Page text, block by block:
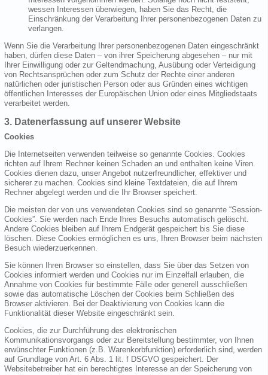
wessen Interessen überwiegen, haben Sie das Recht, die
Einschränkung der Verarbeitung Ihrer personenbezogenen Daten zu
verlangen.
Wenn Sie die Verarbeitung Ihrer personenbezogenen Daten eingeschränkt
haben, dürfen diese Daten – von ihrer Speicherung abgesehen – nur mit
Ihrer Einwilligung oder zur Geltendmachung, Ausübung oder Verteidigung
von Rechtsansprüchen oder zum Schutz der Rechte einer anderen
natürlichen oder juristischen Person oder aus Gründen eines wichtigen
öffentlichen Interesses der Europäischen Union oder eines Mitgliedstaats
verarbeitet werden.
3. Datenerfassung auf unserer Website
Cookies
Die Internetseiten verwenden teilweise so genannte Cookies. Cookies
richten auf Ihrem Rechner keinen Schaden an und enthalten keine Viren.
Cookies dienen dazu, unser Angebot nutzerfreundlicher, effektiver und
sicherer zu machen. Cookies sind kleine Textdateien, die auf Ihrem
Rechner abgelegt werden und die Ihr Browser speichert.
Die meisten der von uns verwendeten Cookies sind so genannte “Session-
Cookies”. Sie werden nach Ende Ihres Besuchs automatisch gelöscht.
Andere Cookies bleiben auf Ihrem Endgerät gespeichert bis Sie diese
löschen. Diese Cookies ermöglichen es uns, Ihren Browser beim nächsten
Besuch wiederzuerkennen.
Sie können Ihren Browser so einstellen, dass Sie über das Setzen von
Cookies informiert werden und Cookies nur im Einzelfall erlauben, die
Annahme von Cookies für bestimmte Fälle oder generell ausschließen
sowie das automatische Löschen der Cookies beim Schließen des
Browser aktivieren. Bei der Deaktivierung von Cookies kann die
Funktionalität dieser Website eingeschränkt sein.
Cookies, die zur Durchführung des elektronischen
Kommunikationsvorgangs oder zur Bereitstellung bestimmter, von Ihnen
erwünschter Funktionen (z.B. Warenkorbfunktion) erforderlich sind, werden
auf Grundlage von Art. 6 Abs. 1 lit. f DSGVO gespeichert. Der
Websitebetreiber hat ein berechtigtes Interesse an der Speicherung von